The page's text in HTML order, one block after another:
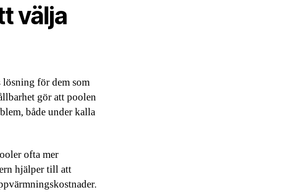
välja
för dem som
gör att poolen
både under kalla
ofta mer
hjälper till att